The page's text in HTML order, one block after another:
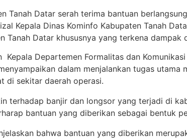
Tanah Datar serah terima bantuan
Kepala Dinas Kominfo Kabupaten Tanah
Tanah Datar khususnya yang terkena dampak
Kepala Departemen Formalitas dan
dalam menjalankan tugas
di sekitar daerah operasi.
terhadap banjir dan longsor yang terjadi di
bantuan yang diberikan sebagai bentuk
bahwa bantuan yang diberikan